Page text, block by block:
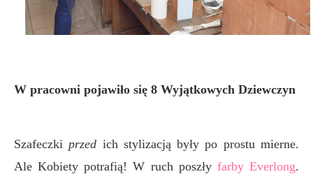
W pracowni pojawiło się 8 Wyjątkowych Dziewczyn
Szafeczki przed ich stylizacją były po prostu mierne.
Ale Kobiety potrafią! W ruch poszły farby Everlong.